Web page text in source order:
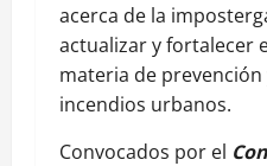
acerca de la
actualizar y fortalecer
materia de
incendios urbanos.
Convocados por el